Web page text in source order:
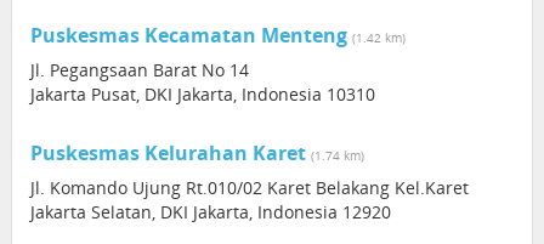
Puskesmas Kecamatan Menteng (1.42 km)
Jl. Pegangsaan Barat No 14
Jakarta Pusat, DKI Jakarta, Indonesia 10310
Puskesmas Kelurahan Karet (1.74 km)
Jl. Komando Ujung Rt.010/02 Karet Belakang Kel.Karet
Jakarta Selatan, DKI Jakarta, Indonesia 12920